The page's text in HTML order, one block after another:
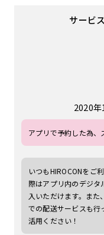
サービス
2020年
アプリで予約した為、
いつもHIROCONをご
際はアプリ内のデジ
入いただけます。また
での配送サービスも行
活用ください！